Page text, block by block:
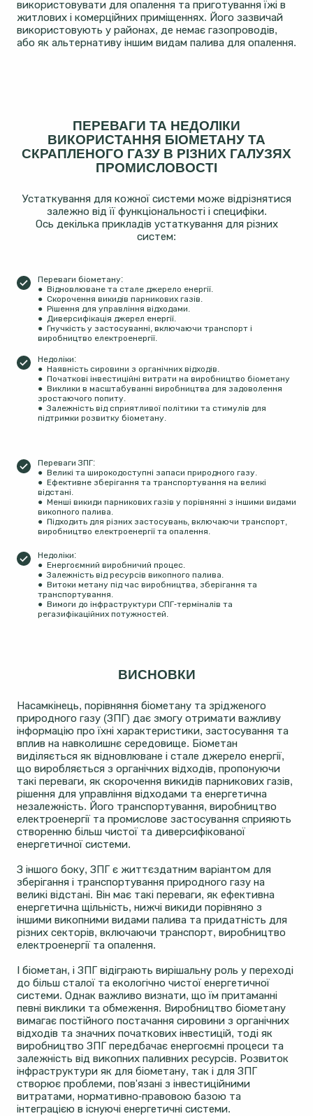
використовувати для опалення та приготування їжі в
житлових і комерційних приміщеннях. Його зазвичай
використовують у районах, де немає газопроводів,
або як альтернативу іншим видам палива для опалення.
ПЕРЕВАГИ ТА НЕДОЛІКИ
ВИКОРИСТАННЯ БІОМЕТАНУ ТА
СКРАПЛЕНОГО ГАЗУ В РІЗНИХ ГАЛУЗЯХ
ПРОМИСЛОВОСТІ
Устаткування для кожної системи може відрізнятися
залежно від її функціональності і специфіки.
Ось декілька прикладів устаткування для різних
систем:
Переваги біометану:
● Відновлюване та стале джерело енергії.
● Скорочення викидів парникових газів.
● Рішення для управління відходами.
● Диверсифікація джерел енергії.
● Гнучкість у застосуванні, включаючи транспорт і
виробництво електроенергії.
Недоліки:
● Наявність сировини з органічних відходів.
● Початкові інвестиційні витрати на виробництво біометану
● Виклики в масштабуванні виробництва для задоволення
зростаючого попиту.
● Залежність від сприятливої політики та стимулів для
підтримки розвитку біометану.
Переваги ЗПГ:
● Великі та широкодоступні запаси природного газу.
● Ефективне зберігання та транспортування на великі
відстані.
● Менші викиди парникових газів у порівнянні з іншими видами
викопного палива.
● Підходить для різних застосувань, включаючи транспорт,
виробництво електроенергії та опалення.
Недоліки:
● Енергоємний виробничий процес.
● Залежність від ресурсів викопного палива.
● Витоки метану під час виробництва, зберігання та
транспортування.
● Вимоги до інфраструктури СПГ-терміналів та
регазифікаційних потужностей.
ВИСНОВКИ
Насамкінець, порівняння біометану та зрідженого
природного газу (ЗПГ) дає змогу отримати важливу
інформацію про їхні характеристики, застосування та
вплив на навколишнє середовище. Біометан
виділяється як відновлюване і стале джерело енергії,
що виробляється з органічних відходів, пропонуючи
такі переваги, як скорочення викидів парникових газів,
рішення для управління відходами та енергетична
незалежність. Його транспортування, виробництво
електроенергії та промислове застосування сприяють
створенню більш чистої та диверсифікованої
енергетичної системи.
З іншого боку, ЗПГ є життєздатним варіантом для
зберігання і транспортування природного газу на
великі відстані. Він має такі переваги, як ефективна
енергетична щільність, нижчі викиди порівняно з
іншими викопними видами палива та придатність для
різних секторів, включаючи транспорт, виробництво
електроенергії та опалення.
І біометан, і ЗПГ відіграють вирішальну роль у переході
до більш сталої та екологічно чистої енергетичної
системи. Однак важливо визнати, що їм притаманні
певні виклики та обмеження. Виробництво біометану
вимагає постійного постачання сировини з органічних
відходів та значних початкових інвестицій, тоді як
виробництво ЗПГ передбачає енергоємні процеси та
залежність від викопних паливних ресурсів. Розвиток
інфраструктури як для біометану, так і для ЗПГ
створює проблеми, пов'язані з інвестиційними
витратами, нормативно-правовою базою та
інтеграцією в існуючі енергетичні системи.